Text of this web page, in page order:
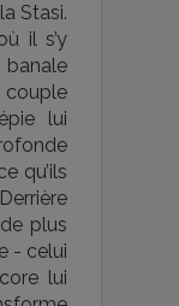
Stasi.
il s’y
couple
lui
qu’ils
plus
- celui
lui